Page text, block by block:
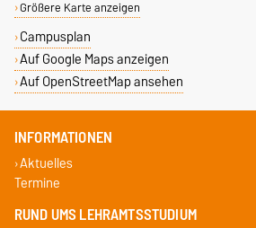
Größere Karte anzeigen
Campusplan
Auf Google Maps anzeigen
Auf OpenStreetMap ansehen
INFORMATIONEN
Aktuelles
Termine
RUND UMS LEHRAMTSSTUDIUM